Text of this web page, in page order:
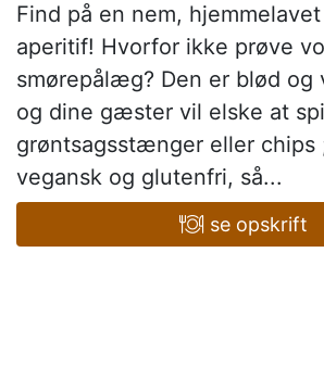
Find på en nem,
aperitif! Hvorfor ikke prøve
smørepålæg? Den er blød og
og dine gæster vil elske at
grøntsagsstænger eller chips
vegansk og glutenfri, så...
se opskrift